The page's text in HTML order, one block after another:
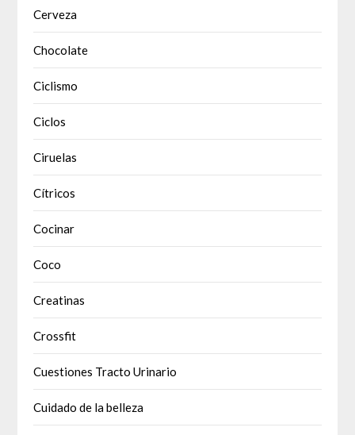
Cerveza
Chocolate
Ciclismo
Ciclos
Ciruelas
Cítricos
Cocinar
Coco
Creatinas
Crossfit
Cuestiones Tracto Urinario
Cuidado de la belleza